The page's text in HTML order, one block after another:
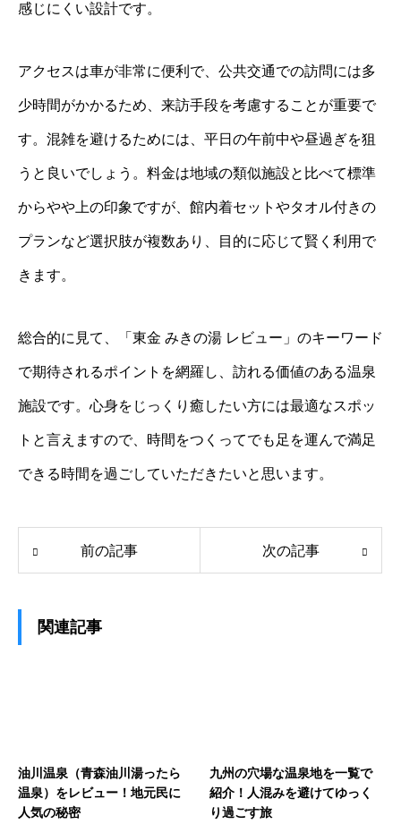
感じにくい設計です。
アクセスは車が非常に便利で、公共交通での訪問には多
少時間がかかるため、来訪手段を考慮することが重要で
す。混雑を避けるためには、平日の午前中や昼過ぎを狙
うと良いでしょう。料金は地域の類似施設と比べて標準
からやや上の印象ですが、館内着セットやタオル付きの
プランなど選択肢が複数あり、目的に応じて賢く利用で
きます。
総合的に見て、「東金 みきの湯 レビュー」のキーワード
で期待されるポイントを網羅し、訪れる価値のある温泉
施設です。心身をじっくり癒したい方には最適なスポッ
トと言えますので、時間をつくってでも足を運んで満足
できる時間を過ごしていただきたいと思います。
前の記事 次の記事
関連記事
油川温泉（青森油川湯ったら
温泉）をレビュー！地元民に
人気の秘密
九州の穴場な温泉地を一覧で
紹介！人混みを避けてゆっく
り過ごす旅